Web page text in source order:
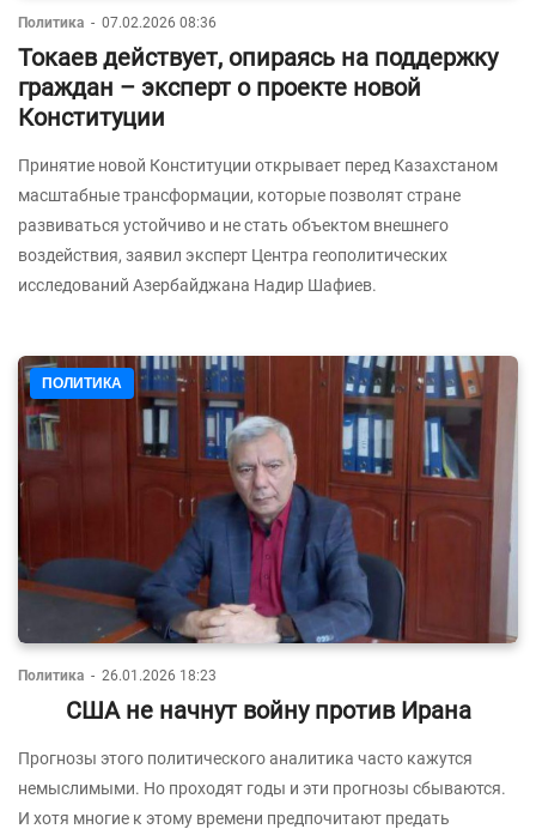
Политика - 07.02.2026 08:36
Токаев действует, опираясь на поддержку
граждан – эксперт о проекте новой
Конституции
Принятие новой Конституции открывает перед Казахстаном
масштабные трансформации, которые позволят стране
развиваться устойчиво и не стать объектом внешнего
воздействия, заявил эксперт Центра геополитических
исследований Азербайджана Надир Шафиев.
ПОЛИТИКА
Политика - 26.01.2026 18:23
США не начнут войну против Ирана
Прогнозы этого политического аналитика часто кажутся
немыслимыми. Но проходят годы и эти прогнозы сбываются.
И хотя многие к этому времени предпочитают предать